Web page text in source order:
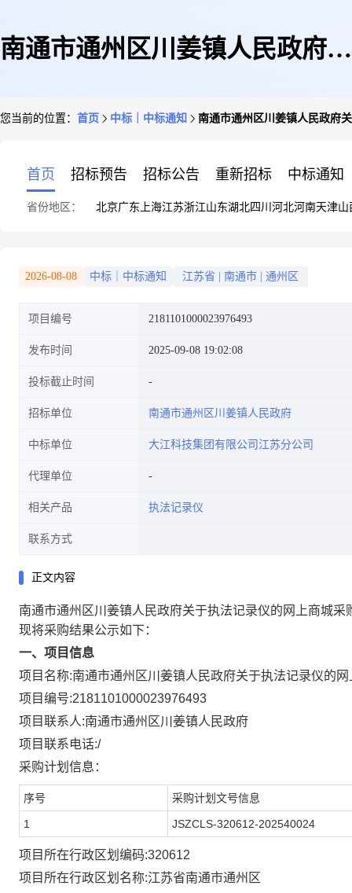
南通市通州区川姜镇人民政府关
您当前的位置： 首页 中标｜中标通知 南通市通州区川姜镇人民政府
首页 招标预告 招标公告 重新招标 中标通知
省份地区： 北京广东 上海江苏浙江山东湖北四川 河北河南天津山
2026-08-08 中标｜中标通知 江苏省 南通市 通州区
项目编号 2181101000023976493
发布时间 2025-09-08 19:02:08
投标截止时间
招标单位 南通市通州区川姜镇人民政府
中标单位 大江科技集团有限公司江苏分公司
代理单位
相关产品 执法记录仪
联系方式
正文内容
南通市通州区川姜镇人民政府关于执法记录仪的网上商城采
现将采购结果公示如下：
一、项目信息
项目名称:南通市通州区川姜镇人民政府关于执法记录仪的
项目编号:2181101000023976493
项目联系人:南通市通州区川姜镇人民政府
项目联系电话:/
采购计划信息：
序号 采购计划文号信息
1 JSZCLS-320612-202540024
项目所在行政区划编码:320612
项目所在行政区划名称:江苏省南通市通州区